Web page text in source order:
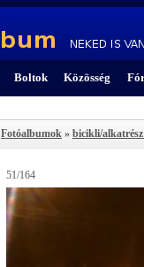
Boltok Közösség
Fotóalbumok » bicikli/
51/164